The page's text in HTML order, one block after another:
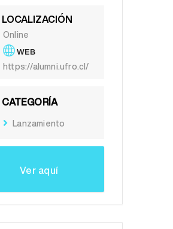
LOCALIZACIÓN
Online
WEB
https://alumni.ufro.cl/
CATEGORÍA
Lanzamiento
Ver aquí